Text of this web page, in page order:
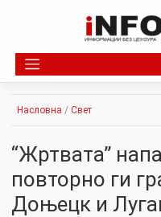
Насловна / Свет
“Жртвата”
повторно ги
Доњецк и